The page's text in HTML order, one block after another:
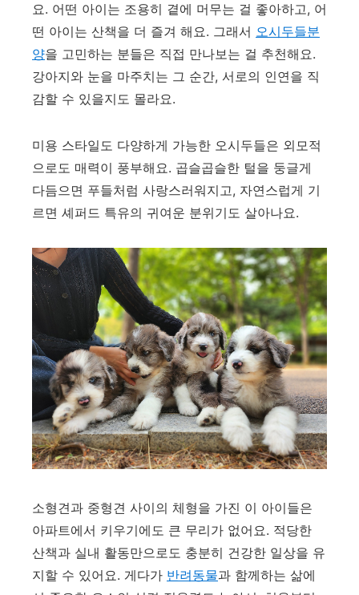
요. 어떤 아이는 조용히 곁에 머무는 걸 좋아하고, 어
떤 아이는 산책을 더 즐겨 해요. 그래서 오시두들분
양을 고민하는 분들은 직접 만나보는 걸 추천해요.
강아지와 눈을 마주치는 그 순간, 서로의 인연을 직
감할 수 있을지도 몰라요.
미용 스타일도 다양하게 가능한 오시두들은 외모적
으로도 매력이 풍부해요. 곱슬곱슬한 털을 둥글게
다듬으면 푸들처럼 사랑스러워지고, 자연스럽게 기
르면 셰퍼드 특유의 귀여운 분위기도 살아나요.
소형견과 중형견 사이의 체형을 가진 이 아이들은
아파트에서 키우기에도 큰 무리가 없어요. 적당한
산책과 실내 활동만으로도 충분히 건강한 일상을 유
지할 수 있어요. 게다가 반려동물과 함께하는 삶에